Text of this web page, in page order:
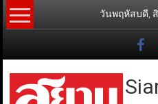
Skip
to
วันพฤหัสบดี,